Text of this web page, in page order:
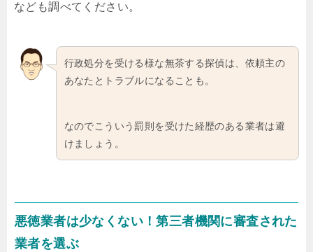
なども調べてください。
行政処分を受ける様な無茶する探偵は、依頼主の
あなたとトラブルになることも。
なのでこういう罰則を受けた経歴のある業者は避
けましょう。
悪徳業者は少なくない！第三者機関に審査された
業者を選ぶ